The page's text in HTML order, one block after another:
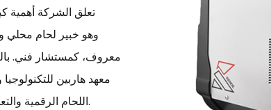
تعلق الشركة أهمية
معروف، كمستشار فني.
معهد هاربين
اللحام الرقمية والتعاون في البحث العلمي في نظام التحكم الآلي في روبوت اللحام.